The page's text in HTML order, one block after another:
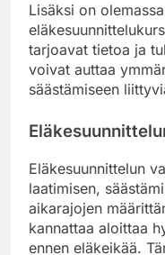
Lisäksi on
tarjoavat tietoa ja
voivat auttaa
säästämiseen
Eläkesuunnittelun
laatimisen,
aikarajojen
kannattaa aloittaa
ennen eläkeikää.